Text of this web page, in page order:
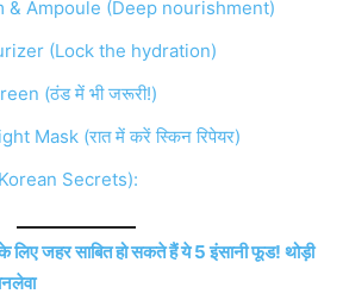
& Ampoule (Deep nourishment)
(Lock the hydration)
(ठंड में भी जरूरी!)
Mask (रात में करें स्किन रिपेयर)
Secrets):
जहर साबित हो सकते हैं ये 5 इंसानी फूड! थोड़ी